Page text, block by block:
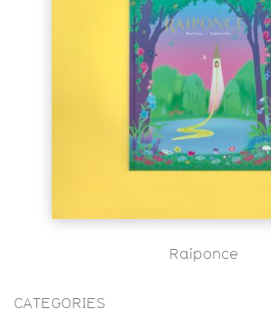
Raiponce
CATEGORIES